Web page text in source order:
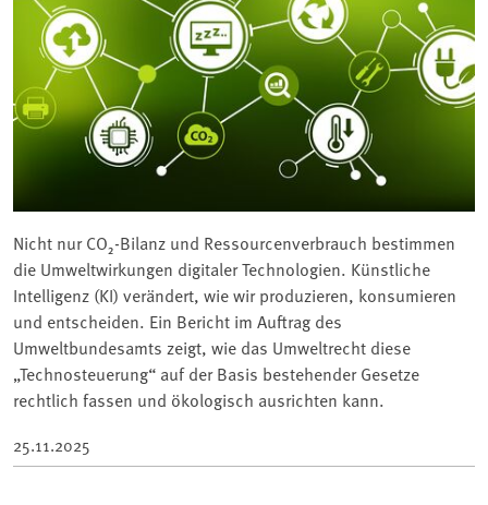
Nicht nur CO₂-Bilanz und Ressourcenverbrauch bestimmen
die Umweltwirkungen digitaler Technologien. Künstliche
Intelligenz (KI) verändert, wie wir produzieren, konsumieren
und entscheiden. Ein Bericht im Auftrag des
Umweltbundesamts zeigt, wie das Umweltrecht diese
„Technosteuerung“ auf der Basis bestehender Gesetze
rechtlich fassen und ökologisch ausrichten kann.
25.11.2025